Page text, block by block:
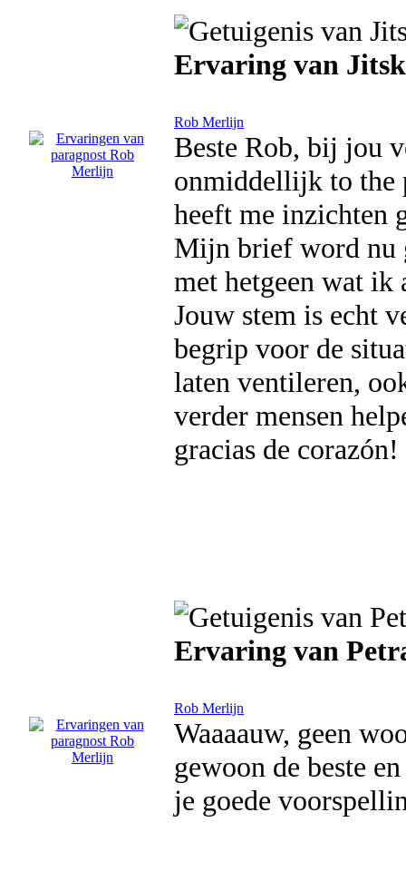
Ervaring van
Rob Merlijn
Beste Rob, bij jou
onmiddellijk to the
heeft me inzichten
Mijn brief word nu
met hetgeen wat ik
Jouw stem is echt
begrip voor de
laten ventileren,
verder mensen
gracias de corazón!
Ervaring van
Rob Merlijn
Waaaauw, geen
gewoon de beste
je goede